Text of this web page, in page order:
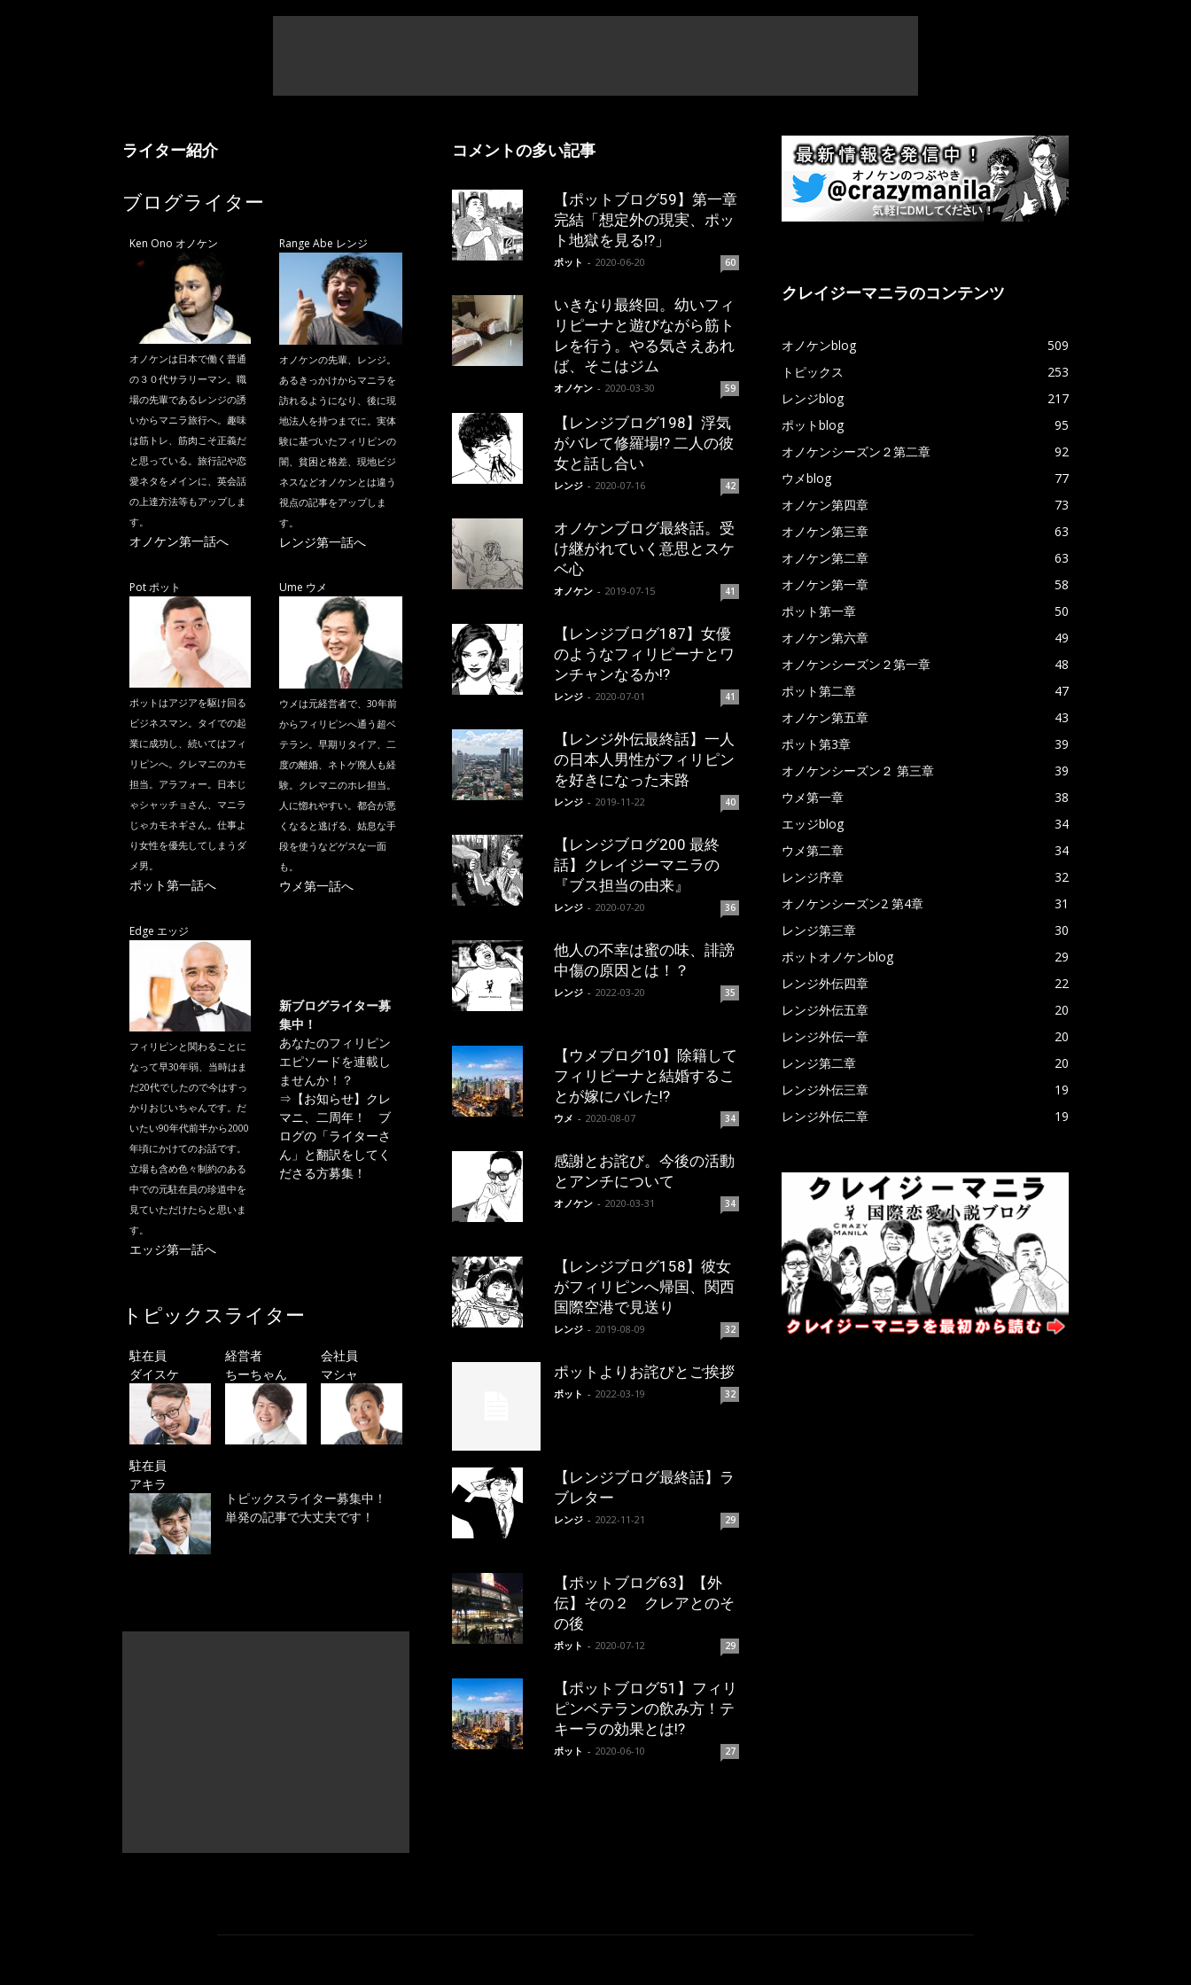
ライター紹介
ブログライター
Ken Ono オノケン
オノケンは日本で働く普通
の３０代サラリーマン。職
場の先輩であるレンジの誘
いからマニラ旅行へ。趣味
は筋トレ、筋肉こそ正義だ
と思っている。旅行記や恋
愛ネタをメインに、英会話
の上達方法等もアップしま
す。
オノケン第一話へ
Range Abe レンジ
オノケンの先輩、レンジ。
あるきっかけからマニラを
訪れるようになり、後に現
地法人を持つまでに。実体
験に基づいたフィリピンの
闇、貧困と格差、現地ビジ
ネスなどオノケンとは違う
視点の記事をアップしま
す。
レンジ第一話へ
Pot ポット
ポットはアジアを駆け回る
ビジネスマン。タイでの起
業に成功し、続いてはフィ
リピンへ。クレマニのカモ
担当。アラフォー。日本じ
ゃシャッチョさん、マニラ
じゃカモネギさん。仕事よ
り女性を優先してしまうダ
メ男。
ポット第一話へ
Ume ウメ
ウメは元経営者で、30年前
からフィリピンへ通う超ベ
テラン。早期リタイア、二
度の離婚、ネトゲ廃人も経
験。クレマニのホレ担当。
人に惚れやすい。都合が悪
くなると逃げる、姑息な手
段を使うなどゲスな一面
も。
ウメ第一話へ
Edge エッジ
フィリピンと関わることに
なって早30年弱、当時はま
だ20代でしたので今はすっ
かりおじいちゃんです。だ
いたい90年代前半から2000
年頃にかけてのお話です。
立場も含め色々制約のある
中での元駐在員の珍道中を
見ていただけたらと思いま
す。
エッジ第一話へ
新ブログライター募
集中！
あなたのフィリピン
エピソードを連載し
ませんか！？
⇒ 【お知らせ】クレ
マニ、二周年！ ブ
ログの「ライターさ
ん」と翻訳をしてく
ださる方募集！
トピックスライター
駐在員
ダイスケ
経営者
ちーちゃん
会社員
マシャ
駐在員
アキラ
トピックスライター募集中！
単発の記事で大丈夫です！
コメントの多い記事
【ポットブログ59】第一章
完結「想定外の現実、ポッ
ト地獄を見る!?」
ポット - 2020-06-20 60
いきなり最終回。幼いフィ
リピーナと遊びながら筋ト
レを行う。やる気さえあれ
ば、そこはジム
オノケン - 2020-03-30 59
【レンジブログ198】浮気
がバレて修羅場!? 二人の彼
女と話し合い
レンジ - 2020-07-16 42
オノケンブログ最終話。受
け継がれていく意思とスケ
ベ心
オノケン - 2019-07-15 41
【レンジブログ187】女優
のようなフィリピーナとワ
ンチャンなるか!?
レンジ - 2020-07-01 41
【レンジ外伝最終話】一人
の日本人男性がフィリピン
を好きになった末路
レンジ - 2019-11-22 40
【レンジブログ200 最終
話】クレイジーマニラの
『ブス担当の由来』
レンジ - 2020-07-20 36
他人の不幸は蜜の味、誹謗
中傷の原因とは！？
レンジ - 2022-03-20 35
【ウメブログ10】除籍して
フィリピーナと結婚するこ
とが嫁にバレた!?
ウメ - 2020-08-07 34
感謝とお詫び。今後の活動
とアンチについて
オノケン - 2020-03-31 34
【レンジブログ158】彼女
がフィリピンへ帰国、関西
国際空港で見送り
レンジ - 2019-08-09 32
ポットよりお詫びとご挨拶
ポット - 2022-03-19 32
【レンジブログ最終話】ラ
ブレター
レンジ - 2022-11-21 29
【ポットブログ63】【外
伝】その２ クレアとのそ
の後
ポット - 2020-07-12 29
【ポットブログ51】フィリ
ピンベテランの飲み方！テ
キーラの効果とは!?
ポット - 2020-06-10 27
クレイジーマニラのコンテンツ
オノケンblog
509
トピックス
253
レンジblog
217
ポットblog
95
オノケンシーズン２第二章
92
ウメblog
77
オノケン第四章
73
オノケン第三章
63
オノケン第二章
63
オノケン第一章
58
ポット第一章
50
オノケン第六章
49
オノケンシーズン２第一章
48
ポット第二章
47
オノケン第五章
43
ポット第3章
39
オノケンシーズン２ 第三章
39
ウメ第一章
38
エッジblog
34
ウメ第二章
34
レンジ序章
32
オノケンシーズン2 第4章
31
レンジ第三章
30
ポットオノケンblog
29
レンジ外伝四章
22
レンジ外伝五章
20
レンジ外伝一章
20
レンジ第二章
20
レンジ外伝三章
19
レンジ外伝二章
19